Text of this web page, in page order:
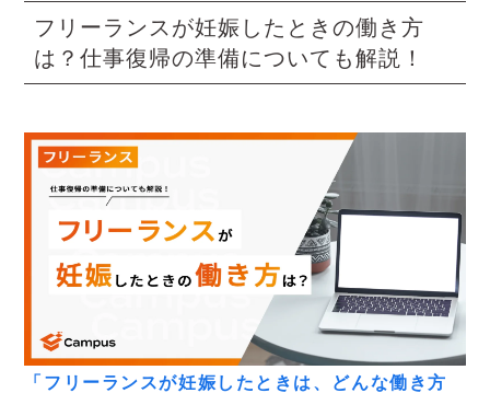
フリーランスが妊娠したときの働き方
は？仕事復帰の準備についても解説！
「フリーランスが妊娠したときは、どんな働き方